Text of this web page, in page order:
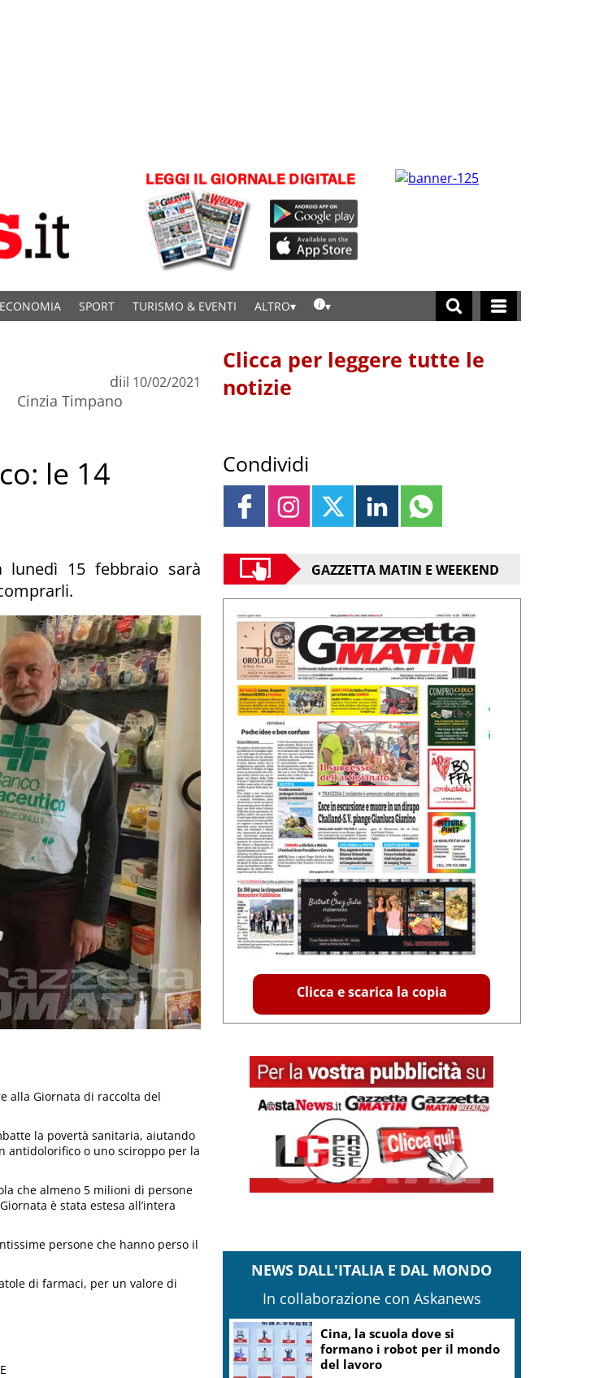
SPORT TURISMO & EVENTI ALTRO
di
Cinzia Timpano
il 10/02/2021
le 14
lunedì 15 febbraio sarà
alla Giornata di raccolta del
la povertà sanitaria, aiutando
antidolorifico o uno sciroppo per la
che almeno 5 milioni di persone
è stata estesa all’intera
persone che hanno perso il
di farmaci, per un valore di
Clicca per leggere tutte le
notizie
Condividi
GAZZETTA MATIN E WEEKEND
Clicca e scarica la copia
NEWS DALL'ITALIA E DAL MONDO
In collaborazione con Askanews
Cina, la scuola dove si
formano i robot per il mondo
del lavoro